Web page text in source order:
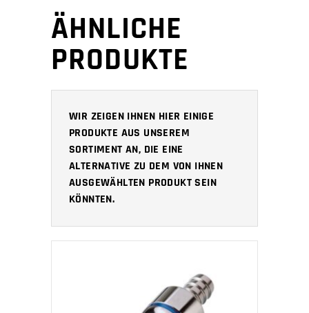
ÄHNLICHE
PRODUKTE
WIR ZEIGEN IHNEN HIER EINIGE
PRODUKTE AUS UNSEREM
SORTIMENT AN, DIE EINE
ALTERNATIVE ZU DEM VON IHNEN
AUSGEWÄHLTEN PRODUKT SEIN
KÖNNTEN.